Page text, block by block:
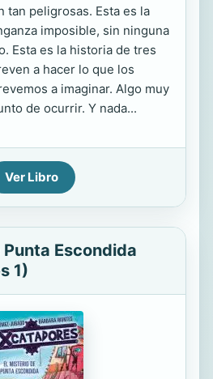
tan peligrosas. Esta es la
imposible, sin ninguna
Esta es la historia de tres
a hacer lo que los
a imaginar. Algo muy
de ocurrir. Y nada...
Ver Libro
Escondida
1)